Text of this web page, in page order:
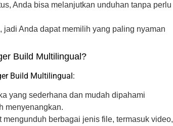
Anda bisa melanjutkan unduhan tanpa perlu
jadi Anda dapat memilih yang paling nyaman
Build Multilingual?
Build Multilingual:
yang sederhana dan mudah dipahami
menyenangkan.
mengunduh berbagai jenis file, termasuk video,